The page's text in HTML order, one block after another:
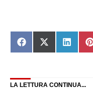
Share
on
Share
on
Share
on
LA LETTURA CONTINUA...